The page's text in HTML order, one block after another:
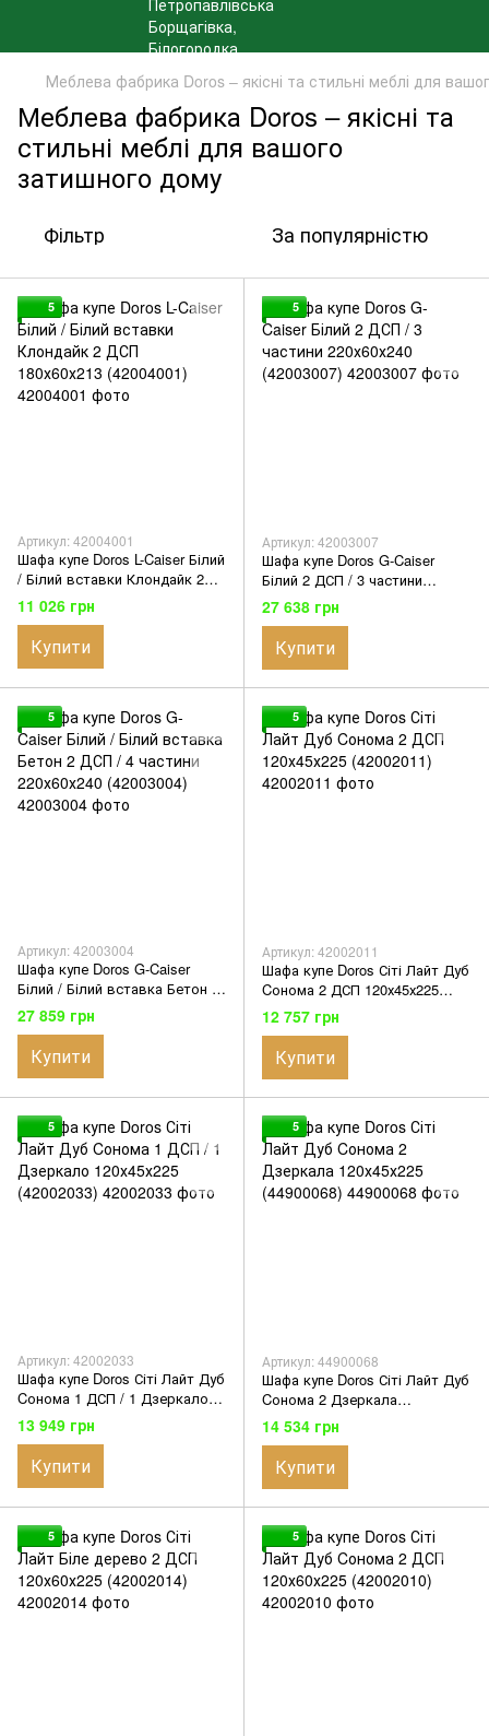
Меблева фабрика Doros – якісні та стильні меблі для
Меблева фабрика Doros – якісні та
стильні меблі для вашого
затишного дому
Фільтр За популярністю
5
Артикул: 42004001
Шафа купе Doros L-Caiser Білий
/ Білий вставки Клондайк 2
ДСП 180х60х213 (42004001)
11 026 грн
Купити
5
Артикул: 42003007
Шафа купе Doros G-Caiser
Білий 2 ДСП / 3 частини
220х60х240 (42003007)
27 638 грн
Купити
5
Артикул: 42003004
Шафа купе Doros G-Caiser
Білий / Білий вставка Бетон 2
ДСП / 4 частини 220х60х240
(42003004)
27 859 грн
Купити
5
Артикул: 42002011
Шафа купе Doros Сіті Лайт Дуб
Cонома 2 ДСП 120х45х225
(42002011)
12 757 грн
Купити
5
Артикул: 42002033
Шафа купе Doros Сіті Лайт Дуб
Cонома 1 ДСП / 1 Дзеркало
120х45х225 (42002033)
13 949 грн
Купити
5
Артикул: 44900068
Шафа купе Doros Сіті Лайт Дуб
Cонома 2 Дзеркала
120х45х225 (44900068)
14 534 грн
Купити
5 5